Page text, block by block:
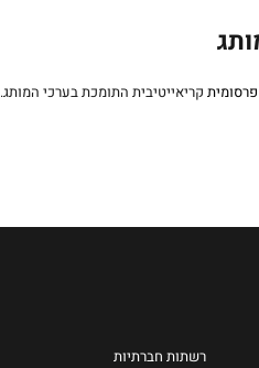
פרסומית קריאייטיבית התומכת בערכי המותג.
רשתות חברתיות